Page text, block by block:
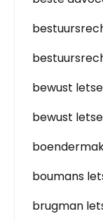
bewust
bewust
boumans
brugman